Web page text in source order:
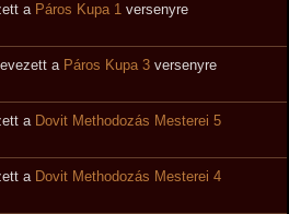
a Páros Kupa 1 versenyre
a Páros Kupa 3 versenyre
a Dovit Methodozás Mesterei 5
a Dovit Methodozás Mesterei 4